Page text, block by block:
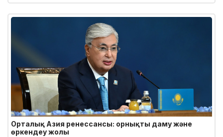
Орталық Азия ренессансы: орнықты даму және
өркендеу жолы